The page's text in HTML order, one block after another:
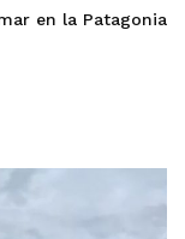
en la Patagonia